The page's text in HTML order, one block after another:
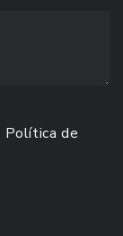
Política de